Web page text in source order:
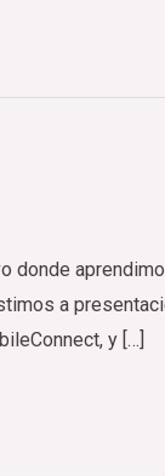
donde
a
y […]